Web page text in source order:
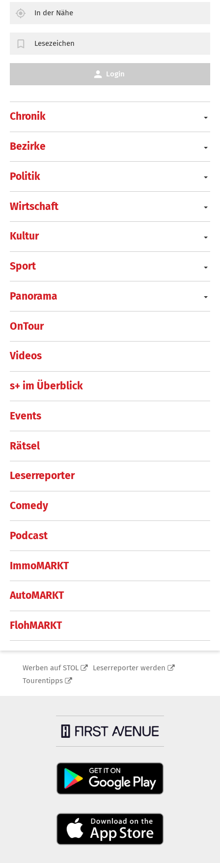
Chronik
Bezirke
Politik
Wirtschaft
Kultur
Sport
Panorama
OnTour
Videos
s+ im Überblick
Events
Rätsel
Leserreporter
Comedy
Podcast
ImmoMARKT
AutoMARKT
FlohMARKT
In der Nähe
Lesezeichen
Login
Werben auf STOL
Leserreporter werden
Tourentipps